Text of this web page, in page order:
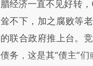
腊经济一直不见好转
耸不下，加之腐败等
的联合政府推上台。
债务，这是其“债主”